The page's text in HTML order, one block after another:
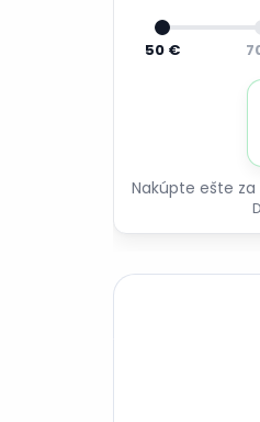
50 €
Nakúpte ešte za